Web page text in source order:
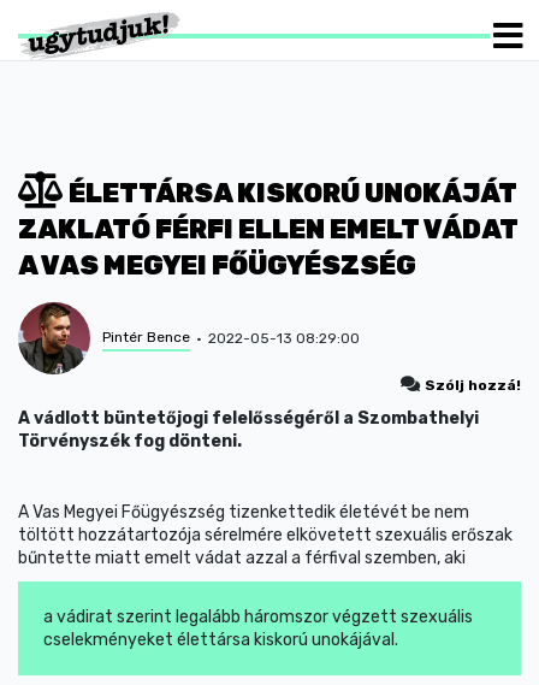
ÉLETTÁRSA KISKORÚ UNOKÁJÁT
ZAKLATÓ FÉRFI ELLEN EMELT VÁDAT
A VAS MEGYEI FŐÜGYÉSZSÉG
Pintér Bence 2022-05-13 08:29:00
Szólj hozzá!
A vádlott büntetőjogi felelősségéről a Szombathelyi
Törvényszék fog dönteni.
A Vas Megyei Főügyészség tizenkettedik életévét be nem
töltött hozzátartozója sérelmére elkövetett szexuális erőszak
bűntette miatt emelt vádat azzal a férfival szemben, aki
a vádirat szerint legalább háromszor végzett szexuális
cselekményeket élettársa kiskorú unokájával.